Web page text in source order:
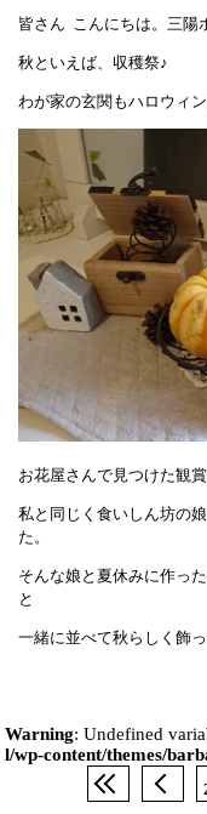
皆さん こんにちは。三陽
秋といえば、収穫祭♪
わが家の玄関もハロウィ
お花屋さんで見つけた観
私と同じく食いしん坊の
た。
そんな娘と夏休みに作っ
と
一緒に並べて秋らしく飾っ
Warning: Undefined
l/wp-content/themes/